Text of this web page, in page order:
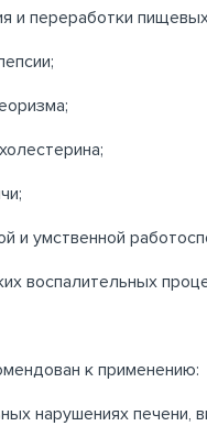
и переработки
и умственной
воспалительных
к применению:
нарушениях печени,